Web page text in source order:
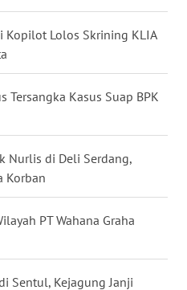
Kopilot Lolos Skrining KLIA
Tersangka Kasus Suap BPK
Nurlis di Deli Serdang,
Korban
PT Wahana Graha
Sentul, Kejagung Janji